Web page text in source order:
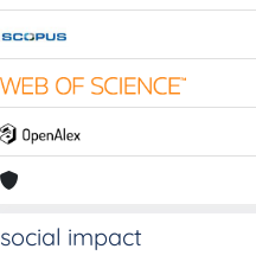
social impact